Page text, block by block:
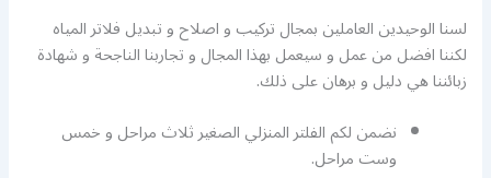
لسنا الوحيدين العاملين بمجال تركيب و اصلاح و تبديل فلاتر المياه
لكننا افضل من عمل و سيعمل بهذا المجال و تجاربنا الناجحة و شهادة
زبائننا هي دليل و برهان على ذلك.
نضمن لكم الفلتر المنزلي الصغير ثلاث مراحل و خمس
وست مراحل.